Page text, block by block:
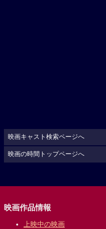
映画キャスト検索ページへ
映画の時間トップページへ
映画作品情報
上映中の映画